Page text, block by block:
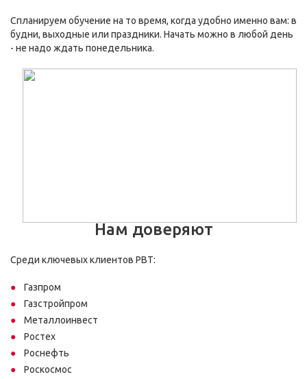
Спланируем обучение на то время, когда удобно именно вам: в
будни, выходные или праздники. Начать можно в любой день
- не надо ждать понедельника.
Нам доверяют
Среди ключевых клиентов РВТ:
Газпром
Газстройпром
Металлоинвест
Ростех
Роснефть
Роскосмос